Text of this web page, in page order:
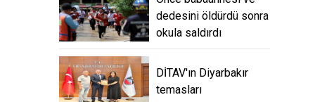
dedesini öldürdü sonra
okula saldırdı
DİTAV'ın Diyarbakır
temasları